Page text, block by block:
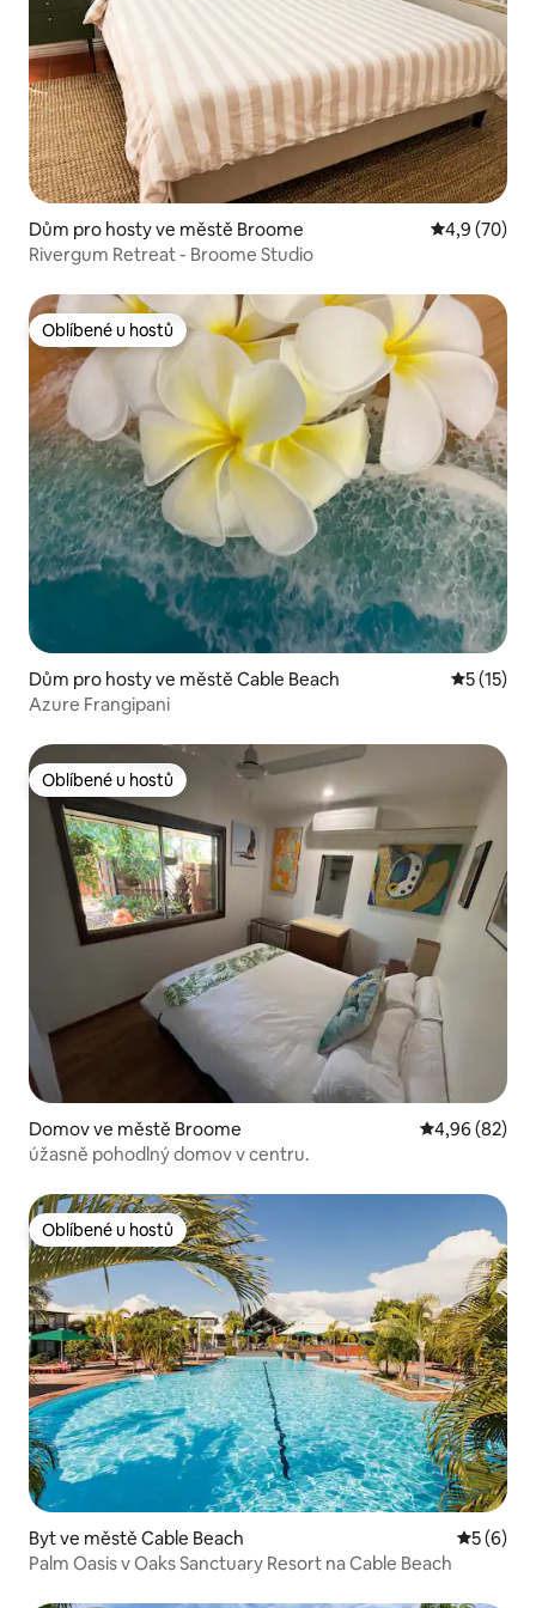
Dům pro hosty ve městě Broome Průměrné
4,9 (70)
Rivergum Retreat - Broome Studio
Oblíbené u hostů
Oblíbené u hostů
Dům pro hosty ve městě Cable Beach
5 (15)
Azure Frangipani
Oblíbené u hostů
Oblíbené u hostů
Domov ve městě Broome Průměrné
4,96 (82)
úžasně pohodlný domov v centru.
Oblíbené u hostů
Oblíbené u hostů
Byt ve městě Cable Beach
5 (6)
Palm Oasis v Oaks Sanctuary Resort na Cable Beach